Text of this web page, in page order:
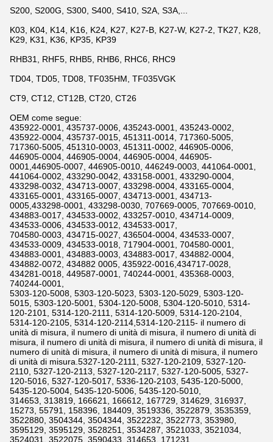
S200, S200G, S300, S400, S410, S2A, S3A,...
K03, K04, K14, K16, K24, K27, K27-B, K27-W, K27-2, TK27, K28,
K29, K31, K36, KP35, KP39
RHB31, RHF5, RHB5, RHB6, RHC6, RHC9
TD04, TD05, TD08, TF035HM, TF035VGK
CT9, CT12, CT12B, CT20, CT26
OEM come segue:
435922-0001, 435737-0006, 435243-0001, 435243-0002,
435922-0004, 435737-0015, 451311-0014, 717360-5005,
717360-5005, 451310-0003, 451311-0002, 446905-0006,
446905-0004, 446905-0004, 446905-0004, 446905-
0001,446905-0007, 446905-0010, 446249-0003, 441064-0001,
441064-0002, 433290-0042, 433158-0001, 433290-0004,
433298-0032, 434713-0007, 433298-0004, 433165-0004,
433165-0001, 433165-0007, 434713-0001, 434713-
0005,433298-0001, 433298-0030, 707669-0005, 707669-0010,
434883-0017, 434533-0002, 433257-0010, 434714-0009,
434533-0006, 434533-0012, 434533-0017,
704580-0003, 434715-0027, 436504-0004, 434533-0007,
434533-0009, 434533-0018, 717904-0001, 704580-0001,
434883-0001, 434883-0003, 434883-0017, 434882-0004,
434882-0072, 434882 0005, 435922-0016,434717-0028,
434281-0018, 449587-0001, 740244-0001, 435368-0003,
740244-0001,
5303-120-5008, 5303-120-5023, 5303-120-5029, 5303-120-
5015, 5303-120-5001, 5304-120-5008, 5304-120-5010, 5314-
120-2101, 5314-120-2111, 5314-120-5009, 5314-120-2104,
5314-120-2105, 5314-120-2114,5314-120-2115- il numero di
unità di misura, il numero di unità di misura, il numero di unità di
misura, il numero di unità di misura, il numero di unità di misura, il
numero di unità di misura, il numero di unità di misura, il numero
di unità di misura.5327-120-2111, 5327-120-2109, 5327-120-
2110, 5327-120-2113, 5327-120-2117, 5327-120-5005, 5327-
120-5016, 5327-120-5017, 5336-120-2103, 5435-120-5000,
5435-120-5004, 5435-120-5006, 5435-120-5010,
314653, 313819, 166621, 166612, 167729, 314629, 316937,
15273, 55791, 158396, 184409, 3519336, 3522879, 3535359,
3522880, 3504344, 3504344, 3522232, 3522773, 353980,
3595129, 3595129, 3528251, 3534287, 3521033, 3521034,
3524031, 3522075, 3590433, 314653, 171231